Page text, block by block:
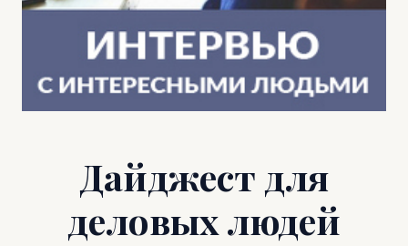
Дайджест для
деловых людей